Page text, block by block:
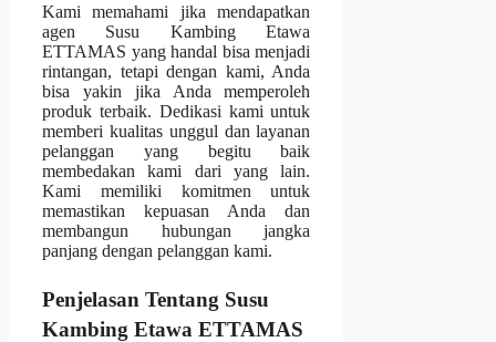
Kami memahami jika mendapatkan
agen Susu Kambing Etawa
ETTAMAS yang handal bisa menjadi
rintangan, tetapi dengan kami, Anda
bisa yakin jika Anda memperoleh
produk terbaik. Dedikasi kami untuk
memberi kualitas unggul dan layanan
pelanggan yang begitu baik
membedakan kami dari yang lain.
Kami memiliki komitmen untuk
memastikan kepuasan Anda dan
membangun hubungan jangka
panjang dengan pelanggan kami.
Penjelasan Tentang Susu
Kambing Etawa ETTAMAS